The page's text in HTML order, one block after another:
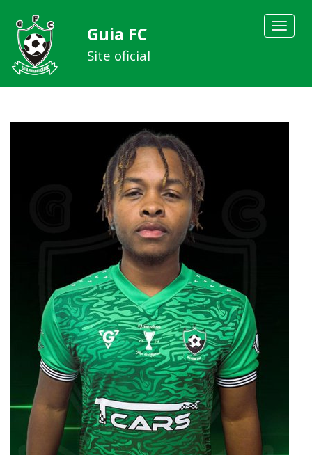
Toggle
Guia FC
Site oficial